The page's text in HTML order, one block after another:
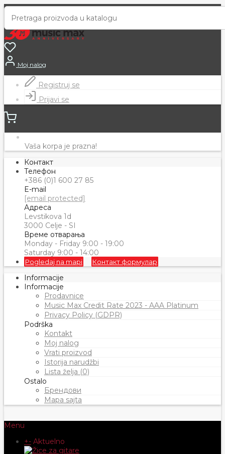
Moj nalog
Registruj se
Prijavi se
Vaša korpa je prazna!
Контакт
Телефон
+386 (0)1 600 27 85
E-mail
[email protected]
Адреса
Levstikova 1d
3000 Celje - SI
Време отварања
Monday - Friday 9:00 - 19:00
Saturday 9:00 - 14:00
Pogledaj na mapi Контакт формулар
Informacije
Informacije
Prodavnice
Music Max Credit Rate 2023 - AAA Platinum
Privacy Policy (GDPR)
Podrška
Kontakt
Moj nalog
Vrati proizvod
Istorija narudžbi
Lista želja (0)
Ostalo
Брендови
Mapa sajta
Menu
+- Aktuelno